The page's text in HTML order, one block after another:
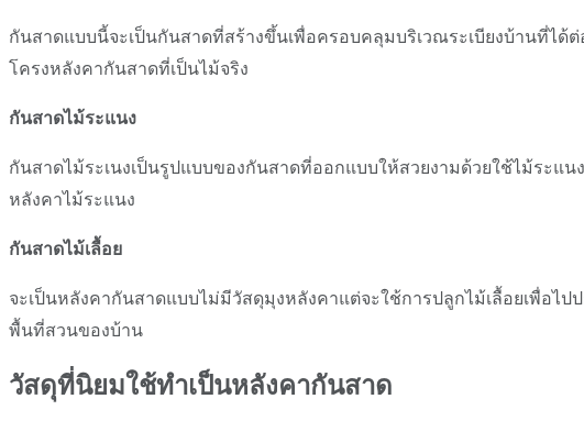
กันสาดแบบนี้จะเป็นกันสาดที่สร้างขึ้นเพื่อครอบคลุมบริเวณระเบียงบ้านที่ได้
โครงหลังคากันสาดที่เป็นไม้จริง
กันสาดไม้ระแนง
กันสาดไม้ระเนงเป็นรูปแบบของกันสาดที่ออกแบบให้สวยงามด้วยใช้ไม้ระแ
หลังคาไม้ระแนง
กันสาดไม้เลื้อย
จะเป็นหลังคากันสาดแบบไม่มีวัสดุมุงหลังคาแต่จะใช้การปลูกไม้เลื้อยเพื่อไ
พื้นที่สวนของบ้าน
วัสดุที่นิยมใช้ทำเป็นหลังคากันสาด